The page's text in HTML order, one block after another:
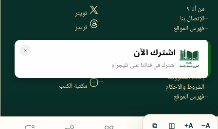
اشترك الآن
اشترك في قناتنا على تليجرام
من أنا ؟
الإتصال بنا
فهرس الموقع
تويتر
ثريدز
سياسة الخصوصية
سياسة الخصوصية
إخلاء المسؤولية
الشروط والأحكام
فهرس الموقع
مكتبة الكتب
A−
A+
◫
⧉